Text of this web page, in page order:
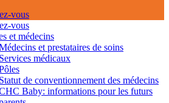
vous
vous
et médecins
et prestataires de soins
Services médicaux
Statut de conventionnement des médecins
Baby: informations pour les futurs